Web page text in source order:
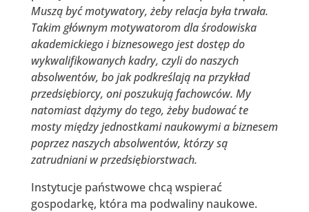
Muszą być motywatory, żeby relacja była trwała.
Takim głównym motywatorom dla środowiska
akademickiego i biznesowego jest dostęp do
wykwalifikowanych kadry, czyli do naszych
absolwentów, bo jak podkreślają na przykład
przedsiębiorcy, oni poszukują fachowców. My
natomiast dążymy do tego, żeby budować te
mosty między jednostkami naukowymi a biznesem
poprzez naszych absolwentów, którzy są
zatrudniani w przedsiębiorstwach.
Instytucje państwowe chcą wspierać
gospodarkę, która ma podwaliny naukowe.